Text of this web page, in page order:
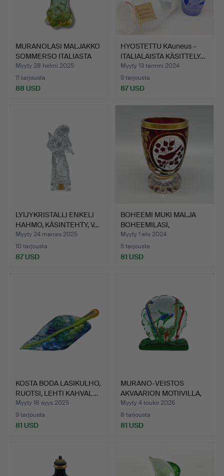
MURANOLASI MALJAKKO
SOMMERSO ITALIASTA
MON…
Myyty 28 helmi 2025
11 tarjousta
88 USD
HYOSTETTU KAuneus –
ITALIALAISTA KÄSITTELY…
Myyty 13 tammi 2024
9 tarjousta
87 USD
LYIJYKRISTALLI ENKELI
HAHMO, KÄSINTEHTY, V…
Myyty 24 marras 2025
10 tarjousta
87 USD
BOHEEMI MUKI MALJA
BOHEEMILASI,
KORISTELTU…
Myyty 1 elo 2024
5 tarjousta
81 USD
KOSTA BODA LASIKULHO,
RUOTSI, LEHTI KAHVAL…
Myyty 18 syys 2025
9 tarjousta
81 USD
MURANO-VEISTOS
AKVAARION MOTIIVILLA,
ITALI…
Myyty 4 touko 2026
8 tarjousta
81 USD